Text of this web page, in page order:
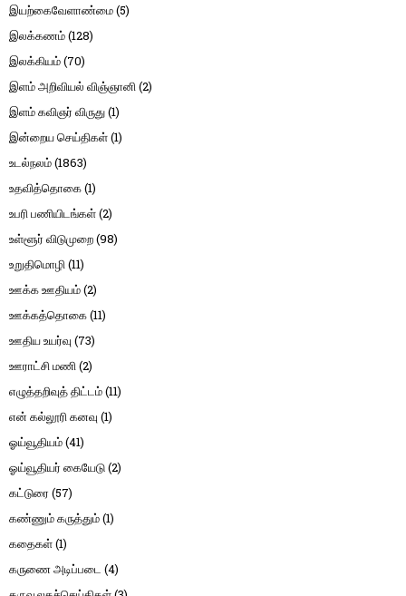
இயற்கைவேளாண்மை(5)
இலக்கணம்(128)
இலக்கியம்(70)
இளம் அறிவியல் விஞ்ஞானி(2)
இளம் கவிஞர் விருது(1)
இன்றைய செய்திகள்(1)
உடல்நலம்(1863)
உதவித்தொகை(1)
உபரி பணியிடங்கள்(2)
உள்ளூர் விடுமுறை(98)
உறுதிமொழி(11)
ஊக்க ஊதியம்(2)
ஊக்கத்தொகை(11)
ஊதிய உயர்வு (73)
ஊராட்சி மணி(2)
எழுத்தறிவுத் திட்டம்(11)
என் கல்லூரி கனவு (1)
ஓய்வூதியம்(41)
ஓய்வூதியர் கையேடு(2)
கட்டுரை (57)
கண்ணும் கருத்தும்(1)
கதைகள்(1)
கருணை அடிப்படை (4)